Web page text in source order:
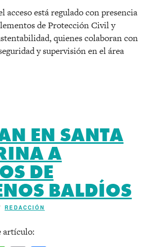
acceso está regulado con presencia
de Protección Civil y
quienes colaboran con
y supervisión en el área
EN SANTA
A
DE
BALDÍOS
REDACCIÓN
artículo: